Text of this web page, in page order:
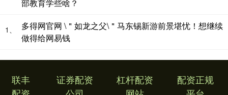
部教育学些啥？
1、
多得网官网 \＂如龙之父\＂马东锡新游前景堪忧！想继续
做得给网易钱
联丰
证券配资
杠杆配资
配资正规